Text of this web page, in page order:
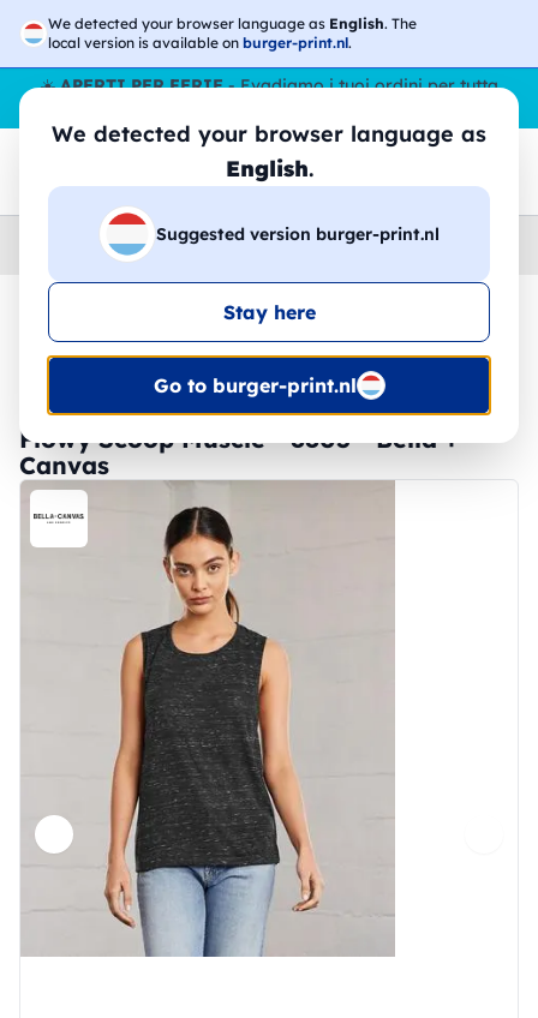
We detected your browser language as English. The
local version is available on burger-print.nl.
We detected your browser language as
English.
Suggested version burger-print.nl
Stay here
Go to burger-print.nl
☀️APERTI PER FERIE- Evadiamo i tuoi ordini per tutta
Canottiere › Donna
🔥 -30% Stampa DTF
Flowy Scoop Muscle - 8803 - Bella +
Canvas